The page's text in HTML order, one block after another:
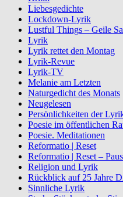
Liebesgedichte
Lockdown-Lyrik
Lustful Things – Geile
Lyrik
Lyrik rettet den Montag
Lyrik-Revue
Lyrik-TV
Melanie am Letzten
Naturgedicht des Monats
Neugelesen
Persönlichkeiten der
Poesie im öffentlichen
Poesie. Meditationen
Reformatio | Reset
Reformatio | Reset –
Religion und Lyrik
Rückblick auf 25 Jahre
Sinnliche Lyrik